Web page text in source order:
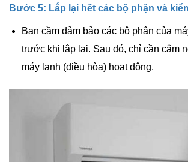
Bước 5: Lắp lại hết các bộ phận và
Bạn cầm đảm bảo các bộ phận của
trước khi lắp lại. Sau đó, chỉ cần cắm
máy lạnh (điều hòa) hoạt động.